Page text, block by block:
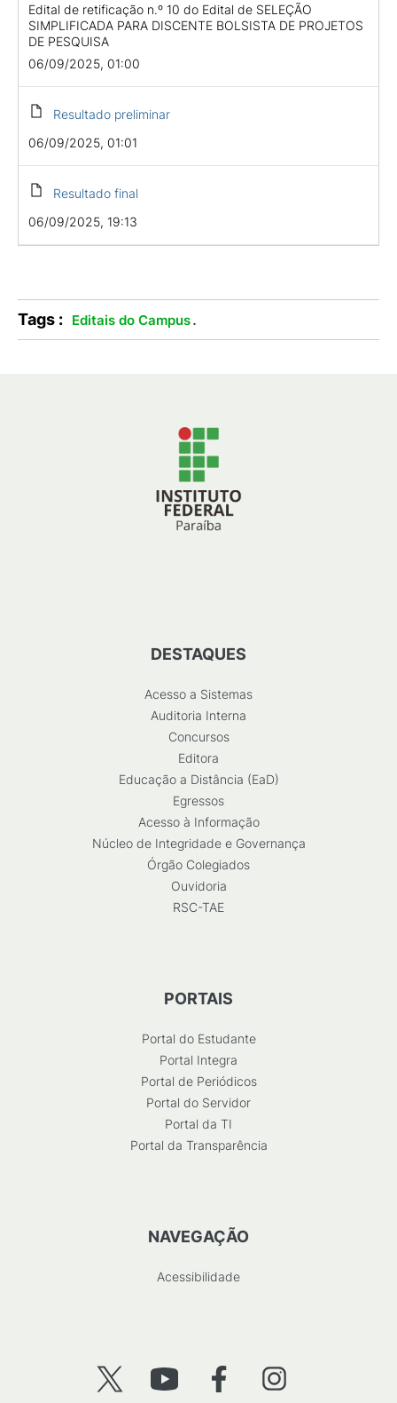
Edital de retificação n.º 10 do Edital de SELEÇÃO
SIMPLIFICADA PARA DISCENTE BOLSISTA DE PROJETOS
DE PESQUISA
06/09/2025, 01:00
Resultado preliminar
06/09/2025, 01:01
Resultado final
06/09/2025, 19:13
Tags : Editais do Campus.
DESTAQUES
Acesso a Sistemas
Auditoria Interna
Concursos
Editora
Educação a Distância (EaD)
Egressos
Acesso à Informação
Núcleo de Integridade e Governança
Órgão Colegiados
Ouvidoria
RSC-TAE
PORTAIS
Portal do Estudante
Portal Integra
Portal de Periódicos
Portal do Servidor
Portal da TI
Portal da Transparência
NAVEGAÇÃO
Acessibilidade